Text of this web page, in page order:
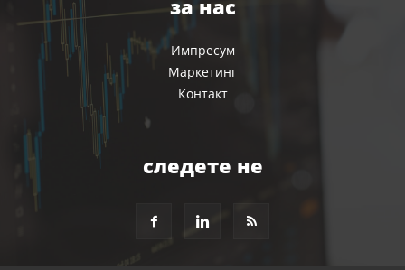
за нас
Импресум
Маркетинг
Контакт
следете не